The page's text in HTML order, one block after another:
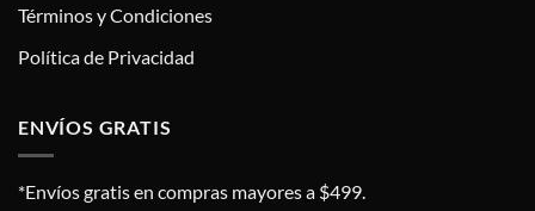
Términos y Condiciones
Política de Privacidad
ENVÍOS GRATIS
*Envíos gratis en compras mayores a $499.